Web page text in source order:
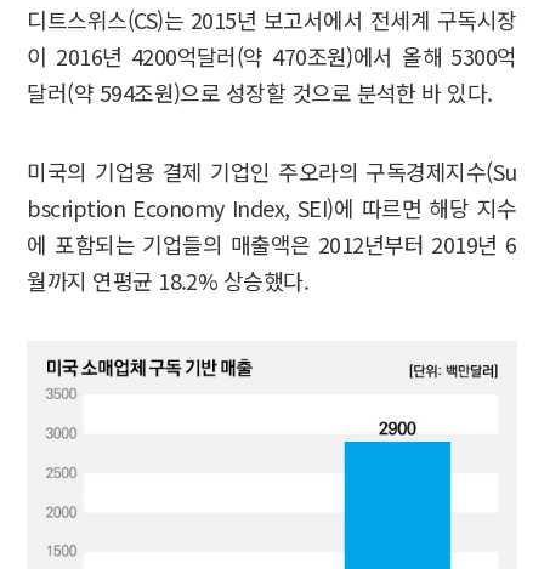
디트스위스(CS)는 2015년 보고서에서 전세계 구독시장
이 2016년 4200억달러(약 470조원)에서 올해 5300억
달러(약 594조원)으로 성장할 것으로 분석한 바 있다.
미국의 기업용 결제 기업인 주오라의 구독경제지수(Su
bscription Economy Index, SEI)에 따르면 해당 지수
에 포함되는 기업들의 매출액은 2012년부터 2019년 6
월까지 연평균 18.2% 상승했다.